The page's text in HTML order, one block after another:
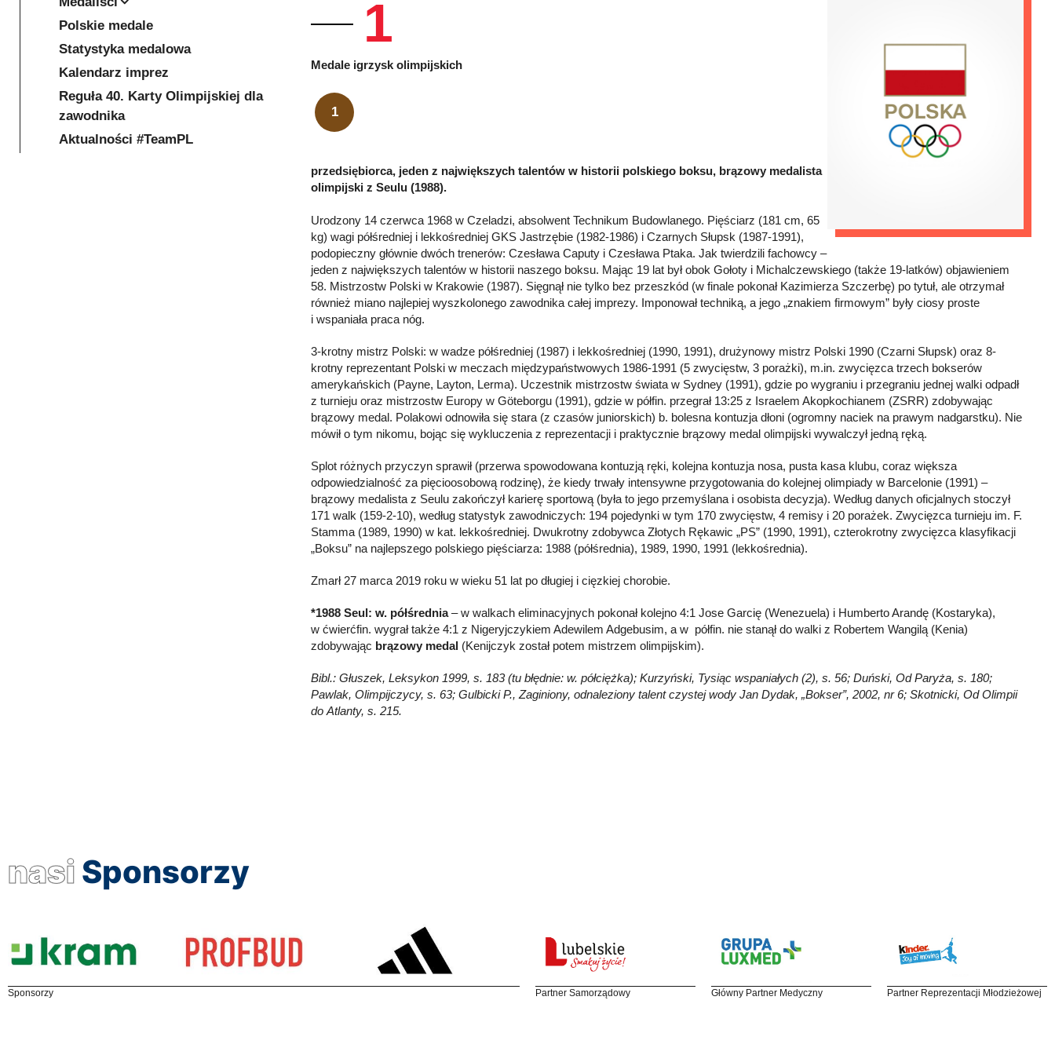
1
Medale igrzysk olimpijskich
1
przedsiębiorca, jeden z największych talentów w historii polskiego boksu, brązowy medalista
olimpijski z Seulu (1988).
Urodzony 14 czerwca 1968 w Czeladzi, absolwent Technikum Budowlanego. Pięściarz (181 cm, 65
kg) wagi półśredniej i lekkośredniej GKS Jastrzębie (1982-1986) i Czarnych Słupsk (1987-1991),
podopieczny głównie dwóch trenerów: Czesława Caputy i Czesława Ptaka. Jak twierdzili fachowcy –
jeden z największych talentów w historii naszego boksu. Mając 19 lat był obok Gołoty i Michalczewskiego (także 19-latków) objawieniem
58. Mistrzostw Polski w Krakowie (1987). Sięgnął nie tylko bez przeszkód (w finale pokonał Kazimierza Szczerbę) po tytuł, ale otrzymał
również miano najlepiej wyszkolonego zawodnika całej imprezy. Imponował techniką, a jego „znakiem firmowym” były ciosy proste
i wspaniała praca nóg.
3-krotny mistrz Polski: w wadze półśredniej (1987) i lekkośredniej (1990, 1991), drużynowy mistrz Polski 1990 (Czarni Słupsk) oraz 8-
krotny reprezentant Polski w meczach międzypaństwowych 1986-1991 (5 zwycięstw, 3 porażki), m.in. zwycięzca trzech bokserów
amerykańskich (Payne, Layton, Lerma). Uczestnik mistrzostw świata w Sydney (1991), gdzie po wygraniu i przegraniu jednej walki odpadł
z turnieju oraz mistrzostw Europy w Göteborgu (1991), gdzie w półfin. przegrał 13:25 z Israelem Akopkochianem (ZSRR) zdobywając
brązowy medal. Polakowi odnowiła się stara (z czasów juniorskich) b. bolesna kontuzja dłoni (ogromny naciek na prawym nadgarstku). Nie
mówił o tym nikomu, bojąc się wykluczenia z reprezentacji i praktycznie brązowy medal olimpijski wywalczył jedną ręką.
Splot różnych przyczyn sprawił (przerwa spowodowana kontuzją ręki, kolejna kontuzja nosa, pusta kasa klubu, coraz większa
odpowiedzialność za pięcioosobową rodzinę), że kiedy trwały intensywne przygotowania do kolejnej olimpiady w Barcelonie (1991) –
brązowy medalista z Seulu zakończył karierę sportową (była to jego przemyślana i osobista decyzja). Według danych oficjalnych stoczył
171 walk (159-2-10), według statystyk zawodniczych: 194 pojedynki w tym 170 zwycięstw, 4 remisy i 20 porażek. Zwycięzca turnieju im. F.
Stamma (1989, 1990) w kat. lekkośredniej. Dwukrotny zdobywca Złotych Rękawic „PS” (1990, 1991), czterokrotny zwycięzca klasyfikacji
„Boksu” na najlepszego polskiego pięściarza: 1988 (półśrednia), 1989, 1990, 1991 (lekkośrednia).
Zmarł 27 marca 2019 roku w wieku 51 lat po długiej i cięzkiej chorobie.
*1988 Seul: w. półśrednia– w walkach eliminacyjnych pokonał kolejno 4:1 Jose Garcię (Wenezuela) i Humberto Arandę (Kostaryka),
w ćwierćfin. wygrał także 4:1 z Nigeryjczykiem Adewilem Adgebusim, a w półfin. nie stanął do walki z Robertem Wangilą (Kenia)
zdobywając brązowy medal (Kenijczyk został potem mistrzem olimpijskim).
Bibl.: Głuszek, Leksykon 1999, s. 183 (tu błędnie: w. półciężka); Kurzyński, Tysiąc wspaniałych (2), s. 56; Duński, Od Paryża, s. 180;
Pawlak, Olimpijczycy, s. 63; Gulbicki P., Zaginiony, odnaleziony talent czystej wody Jan Dydak, „Bokser”, 2002, nr 6; Skotnicki, Od Olimpii
do Atlanty, s. 215.
Polskie medale
Statystyka medalowa
Kalendarz imprez
Reguła 40. Karty Olimpijskiej dla
zawodnika
Aktualności #TeamPL
nasi Sponsorzy
Sponsorzy Partner Samorządowy Główny Partner Medyczny Partner Reprezentacji Młodzieżowej